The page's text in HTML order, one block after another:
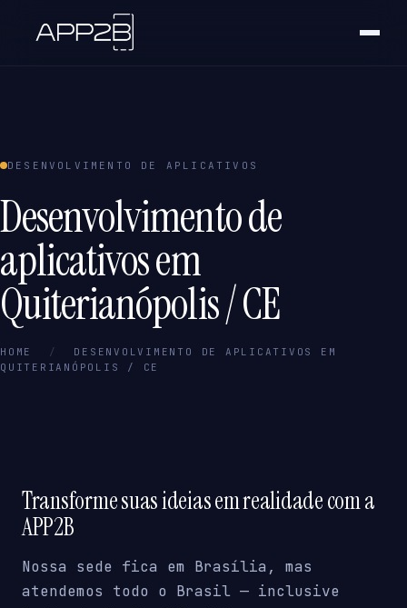
DESENVOLVIMENTO DE APLICATIVOS
Desenvolvimento de
aplicativos em
Quiterianópolis / CE
HOME /
DESENVOLVIMENTO DE APLICATIVOS EM
QUITERIANÓPOLIS / CE
Transforme suas ideias em realidade com a
APP2B
Nossa sede fica em Brasília, mas
atendemos todo o Brasil — inclusive